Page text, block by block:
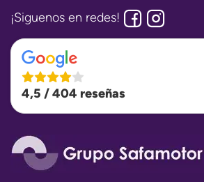
¡Siguenos en redes!
4,5 / 404 reseñas